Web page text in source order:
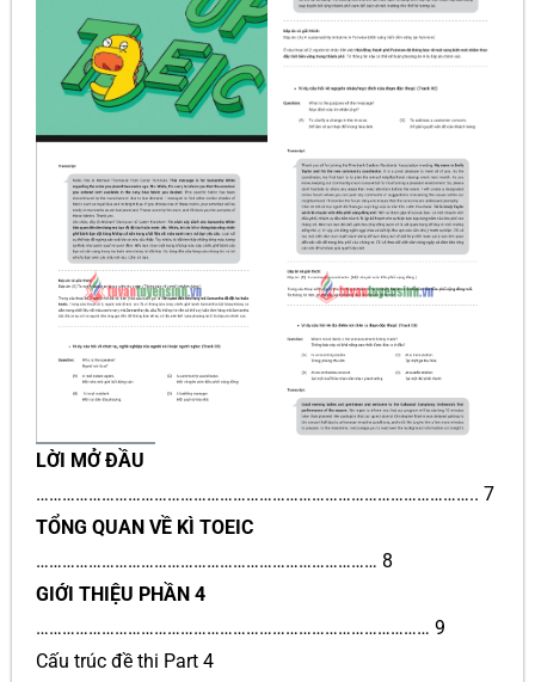
LỜI MỞ ĐẦU
……………………………………………………………………………………….. 7
TỔNG QUAN VỀ KÌ TOEIC
…………………………………………………………………… 8
GIỚI THIỆU PHẦN 4
……………………………………………………………………………… 9
Cấu trúc đề thi Part 4